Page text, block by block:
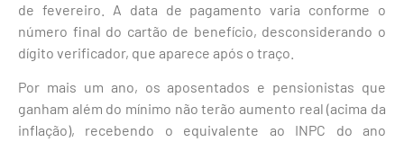
de fevereiro. A data de pagamento varia conforme o
número final do cartão de benefício, desconsiderando o
dígito verificador, que aparece após o traço.
Por mais um ano, os aposentados e pensionistas que
ganham além do mínimo não terão aumento real (acima da
inflação), recebendo o equivalente ao INPC do ano